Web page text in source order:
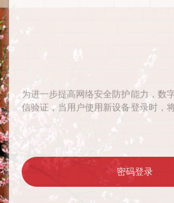
为进一步提高网络安全防护能力，数
信验证，当用户使用新设备登录时，
证，感谢您对网络安全工作的支持。
为进一步提高网络安全防护能力，数
信验证，当用户使用新设备登录时，
密码登录